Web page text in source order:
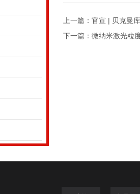
上一篇： 官宣 | 贝克曼
下一篇： 微纳米激光粒